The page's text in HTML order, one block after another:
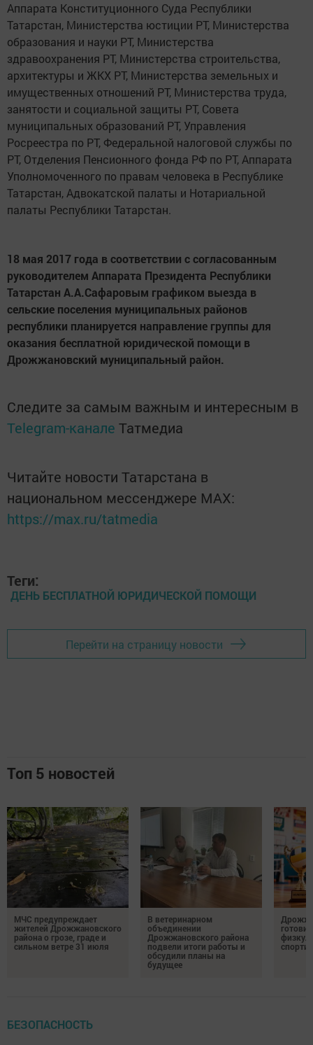
Аппарата Конституционного Суда Республики
Татарстан, Министерства юстиции РТ, Министерства
образования и науки РТ, Министерства
здравоохранения РТ, Министерства строительства,
архитектуры и ЖКХ РТ, Министерства земельных и
имущественных отношений РТ, Министерства труда,
занятости и социальной защиты РТ, Совета
муниципальных образований РТ, Управления
Росреестра по РТ, Федеральной налоговой службы по
РТ, Отделения Пенсионного фонда РФ по РТ, Аппарата
Уполномоченного по правам человека в Республике
Татарстан, Адвокатской палаты и Нотариальной
палаты Республики Татарстан.
18 мая 2017 года в соответствии с согласованным
руководителем Аппарата Президента Республики
Татарстан А.А.Сафаровым графиком выезда в
сельские поселения муниципальных районов
республики планируется направление группы для
оказания бесплатной юридической помощи в
Дрожжановский муниципальный район.
Следите за самым важным и интересным в
Telegram-канале Татмедиа
Читайте новости Татарстана в
национальном мессенджере MАХ:
https://max.ru/tatmedia
Теги:
ДЕНЬ БЕСПЛАТНОЙ ЮРИДИЧЕСКОЙ ПОМОЩИ
Перейти на страницу новости
Топ 5 новостей
МЧС предупреждает
жителей Дрожжановского
района о грозе, граде и
сильном ветре 31 июля
В ветеринарном
объединении
Дрожжановского района
подвели итоги работы и
обсудили планы на
будущее
БЕЗОПАСНОСТЬ